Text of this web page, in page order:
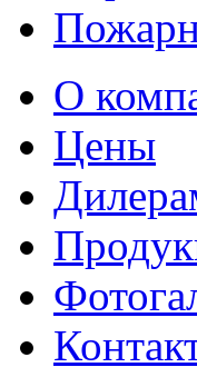
О
Цены